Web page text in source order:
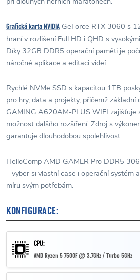
Grafická karta NVIDIA GeForce RTX 3060 s
hraní v rozlišení Full HD i QHD s
Díky 32GB DDR5 operační paměti je
náročné aplikace a editaci videí.
Rychlé NVMe SSD s kapacitou 1TB
pro hry, data a projekty, přičemž základní
GAMING A620AM-PLUS WIFI zajišťuje
možnost dalšího rozšíření. Zdroj s
garantuje dlouhodobou spolehlivost.
HelloComp AMD GAMER Pro DDR5
– vyber si vlastní case i operační systém
míru svým potřebám.
KONFIGURACE:
CPU:
AMD Ryzen 5 7500F @ 3.7GHz / Turbo 5GHz